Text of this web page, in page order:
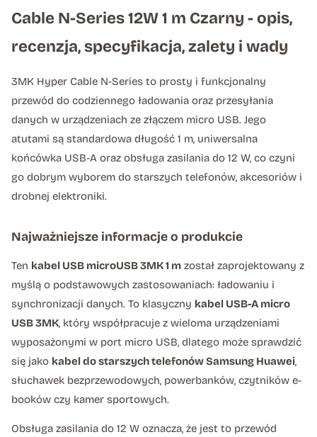
Cable N-Series 12W 1 m Czarny - opis,
recenzja, specyfikacja, zalety i wady
3MK Hyper Cable N-Series to prosty i funkcjonalny
przewód do codziennego ładowania oraz przesyłania
danych w urządzeniach ze złączem micro USB. Jego
atutami są standardowa długość 1 m, uniwersalna
końcówka USB-A oraz obsługa zasilania do 12 W, co czyni
go dobrym wyborem do starszych telefonów, akcesoriów i
drobnej elektroniki.
Najważniejsze informacje o produkcie
Ten kabel USB microUSB 3MK 1 m został zaprojektowany z
myślą o podstawowych zastosowaniach: ładowaniu i
synchronizacji danych. To klasyczny kabel USB-A micro
USB 3MK, który współpracuje z wieloma urządzeniami
wyposażonymi w port micro USB, dlatego może sprawdzić
się jako kabel do starszych telefonów Samsung Huawei,
słuchawek bezprzewodowych, powerbanków, czytników e-
booków czy kamer sportowych.
Obsługa zasilania do 12 W oznacza, że jest to przewód